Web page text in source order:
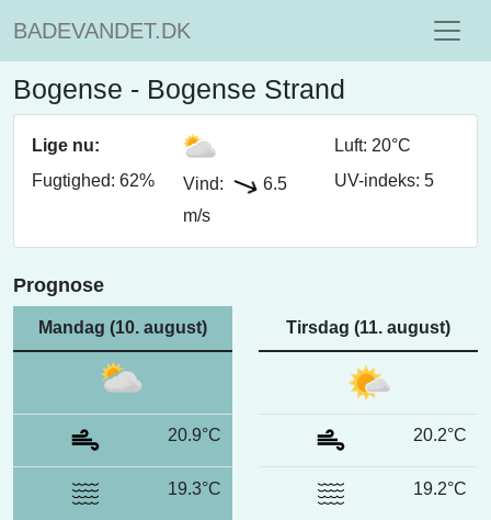
BADEVANDET.DK
Bogense - Bogense Strand
Lige nu:
Luft: 20°C
Fugtighed: 62%
Vind:
6.5
m/s
UV-indeks: 5
Prognose
Mandag (10. august)
20.9°C
19.3°C
Tirsdag (11. august)
20.2°C
19.2°C